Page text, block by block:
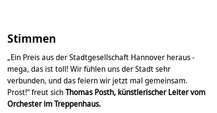
Stimmen
„Ein Preis aus der Stadtgesellschaft Hannover heraus -
mega, das ist toll! Wir fühlen uns der Stadt sehr
verbunden, und das feiern wir jetzt mal gemeinsam.
Prost!“ freut sichThomas Posth, künstlerischer Leiter vom
Orchester im Treppenhaus.